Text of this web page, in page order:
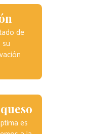
de
es